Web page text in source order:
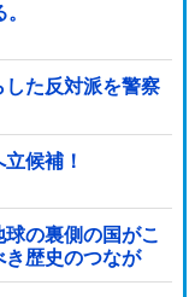
た反対派を警察
候補！
の裏側の国がこ
歴史のつなが